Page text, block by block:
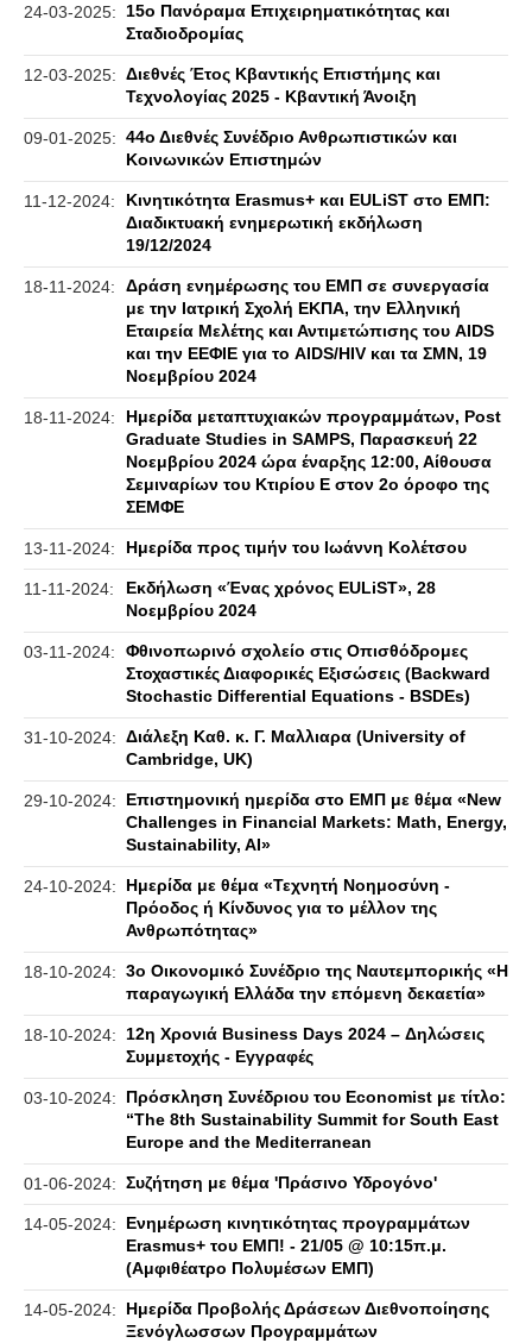
24-03-2025:
15ο Πανόραμα Επιχειρηματικότητας και
Σταδιοδρομίας
12-03-2025: Διεθνές Έτος Κβαντικής Επιστήμης και
Τεχνολογίας 2025 - Κβαντική Άνοιξη
09-01-2025: 44ο Διεθνές Συνέδριο Ανθρωπιστικών και
Κοινωνικών Επιστημών
11-12-2024:
Κινητικότητα Erasmus+ και EULiST στο ΕΜΠ:
Διαδικτυακή ενημερωτική εκδήλωση
19/12/2024
18-11-2024:
Δράση ενημέρωσης του ΕΜΠ σε συνεργασία
με την Ιατρική Σχολή ΕΚΠΑ, την Ελληνική
Εταιρεία Μελέτης και Αντιμετώπισης του AIDS
και την ΕΕΦΙΕ για το AIDS/HIV και τα ΣΜΝ, 19
Νοεμβρίου 2024
18-11-2024:
Ημερίδα μεταπτυχιακών προγραμμάτων, Post
Graduate Studies in SAMPS, Παρασκευή 22
Νοεμβρίου 2024 ώρα έναρξης 12:00, Αίθουσα
Σεμιναρίων του Κτιρίου Ε στον 2ο όροφο της
ΣΕΜΦΕ
13-11-2024: Ημερίδα προς τιμήν του Ιωάννη Κολέτσου
11-11-2024:
Εκδήλωση «Ένας χρόνος EULiST», 28
Νοεμβρίου 2024
03-11-2024:
Φθινοπωρινό σχολείο στις Οπισθόδρομες
Στοχαστικές Διαφορικές Εξισώσεις (Backward
Stochastic Differential Equations - BSDEs)
31-10-2024: Διάλεξη Καθ. κ. Γ. Μαλλιαρα (University of
Cambridge, UK)
29-10-2024:
Επιστημονική ημερίδα στο ΕΜΠ με θέμα «New
Challenges in Financial Markets: Math, Energy,
Sustainability, AI»
24-10-2024:
Ημερίδα με θέμα «Τεχνητή Νοημοσύνη -
Πρόοδος ή Κίνδυνος για το μέλλον της
Ανθρωπότητας»
18-10-2024: 3ο Οικονομικό Συνέδριο της Ναυτεμπορικής «Η
παραγωγική Ελλάδα την επόμενη δεκαετία»
18-10-2024:
12η Χρονιά Business Days 2024 – Δηλώσεις
Συμμετοχής - Εγγραφές
03-10-2024:
Πρόσκληση Συνέδριου του Economist με τίτλο:
“The 8th Sustainability Summit for South East
Europe and the Mediterranean
01-06-2024: Συζήτηση με θέμα 'Πράσινο Υδρογόνο'
14-05-2024:
Ενημέρωση κινητικότητας προγραμμάτων
Erasmus+ του ΕΜΠ! - 21/05 @ 10:15π.μ.
(Αμφιθέατρο Πολυμέσων ΕΜΠ)
14-05-2024:
Ημερίδα Προβολής Δράσεων Διεθνοποίησης
Ξενόγλωσσων Προγραμμάτων